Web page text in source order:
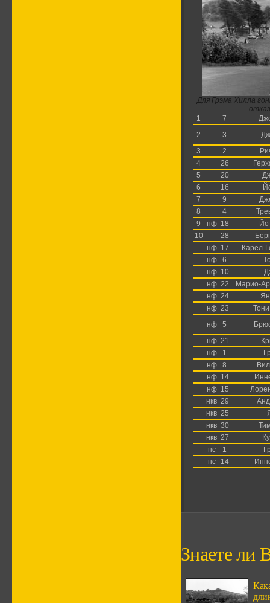
Для Грэма Хилла
1
7
2
3
3
2
4
26
5
20
6
16
7
9
8
4
9
нф 18
10
28
нф 17
Карел-
нф
6
нф 10
нф 22
Марио-
нф 24
нф 23
нф
5
нф 21
нф
1
нф
8
нф 14
нф 15
нкв 29
нкв 25
нкв 30
нкв 27
нс
1
нс
14
Знаете ли